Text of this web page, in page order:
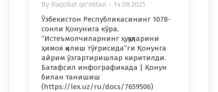
By Raqobat qo'mitasi 14.08.2025
Ўзбекистон Республикасининг 1078-
сонли Қонунига кўра,
“Истеъмолчиларнинг ҳуқуқларини
ҳимоя қилиш тўғрисида”ги Қонунга
айрим ўзгартиришлар киритилди.
Батафсил инфографикада | Қонун
билан танишиш
(https://lex.uz/ru/docs/7659506)